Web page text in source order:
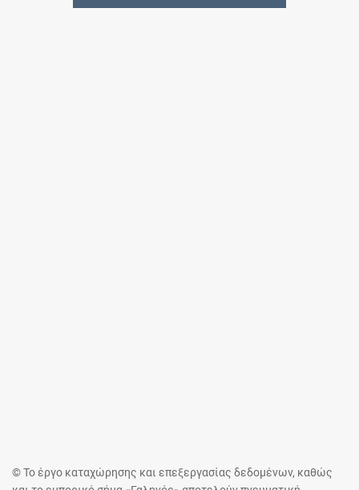
© Το έργο καταχώρησης και επεξεργασίας δεδομένων, καθώς